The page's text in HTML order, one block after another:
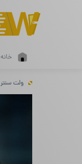
خانه
ولت سنتر